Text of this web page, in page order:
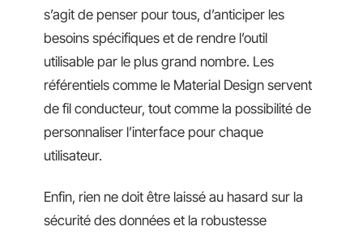
s’agit de penser pour tous, d’anticiper les
besoins spécifiques et de rendre l’outil
utilisable par le plus grand nombre. Les
référentiels comme le Material Design servent
de fil conducteur, tout comme la possibilité de
personnaliser l’interface pour chaque
utilisateur.
Enfin, rien ne doit être laissé au hasard sur la
sécurité des données et la robustesse